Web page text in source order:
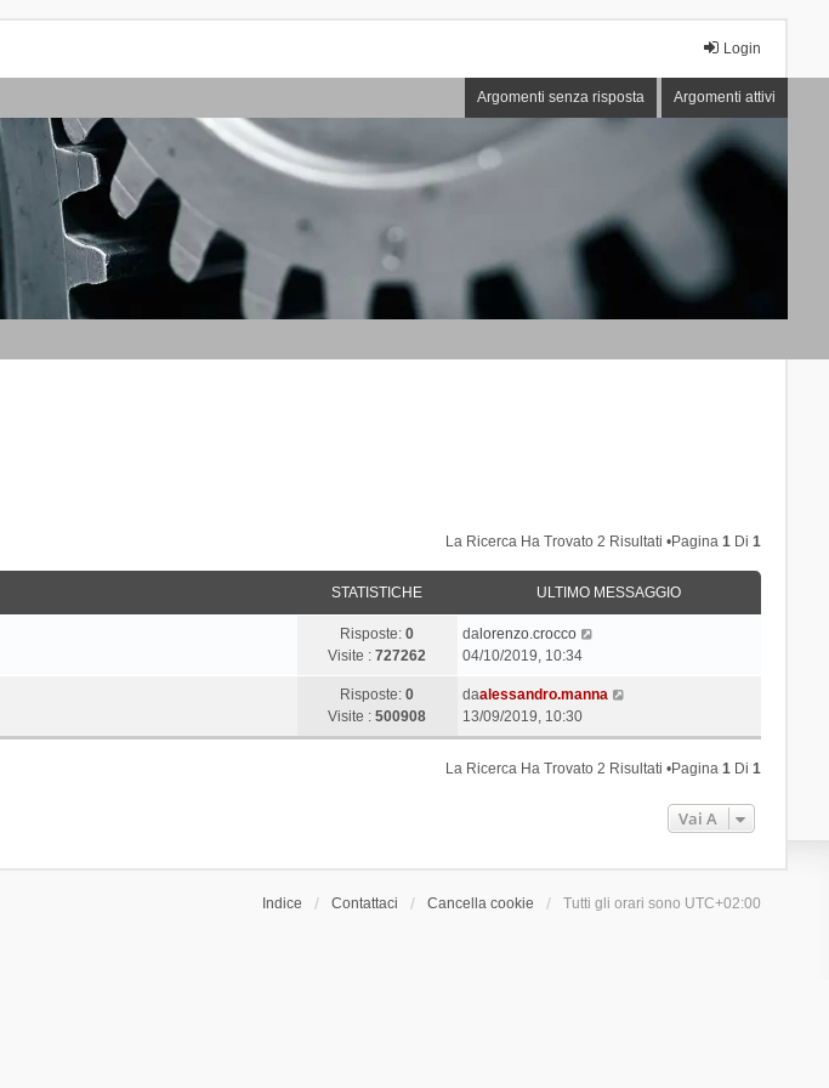
Login
Argomenti senza risposta Argomenti attivi
La Ricerca Ha Trovato 2 Risultati •Pagina1 Di1
STATISTICHE ULTIMO MESSAGGIO
Risposte:0
Visite :727262
dalorenzo.crocco
04/10/2019, 10:34
Risposte:0
Visite :500908
daalessandro.manna
13/09/2019, 10:30
La Ricerca Ha Trovato 2 Risultati •Pagina1 Di1
Vai A
Indice Contattaci Cancella cookie Tutti gli orari sono UTC+02:00